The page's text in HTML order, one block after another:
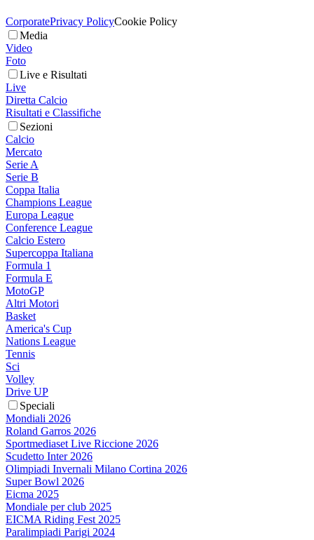
CorporatePrivacy PolicyCookie Policy
Media
Video
Foto
Live e Risultati
Live
Diretta Calcio
Risultati e Classifiche
Sezioni
Calcio
Mercato
Serie A
Serie B
Coppa Italia
Champions League
Europa League
Conference League
Calcio Estero
Supercoppa Italiana
Formula 1
Formula E
MotoGP
Altri Motori
Basket
America's Cup
Nations League
Tennis
Sci
Volley
Drive UP
Speciali
Mondiali 2026
Roland Garros 2026
Sportmediaset Live Riccione 2026
Scudetto Inter 2026
Olimpiadi Invernali Milano Cortina 2026
Super Bowl 2026
Eicma 2025
Mondiale per club 2025
EICMA Riding Fest 2025
Paralimpiadi Parigi 2024